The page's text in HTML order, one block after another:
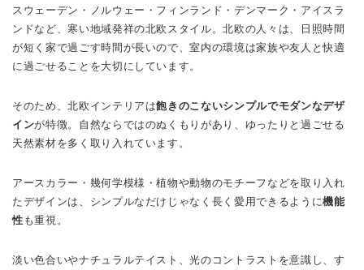
スウェーデン・ノルウェー・フィンランド・デンマーク・アイスラ
ンドなど、寒い地域発祥の北欧スタイル。北欧の人々は、日照時間
が短く 家で過ごす時間が長いので、室内の環境は家族や友人と快適
に過ごせることを大切にしています。
そのため、北欧インテリアは飽きのこないシンプルでモダンなデザ
インが特徴。自然ならではのぬくもりがあり、ゆったりと過ごせる
天然素材を多く取り入れています。
アースカラー・幾何学模様・植物や動物のモチーフなどを取り入れ
たデザインは、シンプルなだけじゃなく長く愛用できるように機能
性 も重視。
淡い色合いやナチュラルテイスト、光のコントラストを意識し、す